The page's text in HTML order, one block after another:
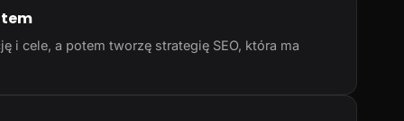
i cele, a potem tworzę strategię SEO, która ma